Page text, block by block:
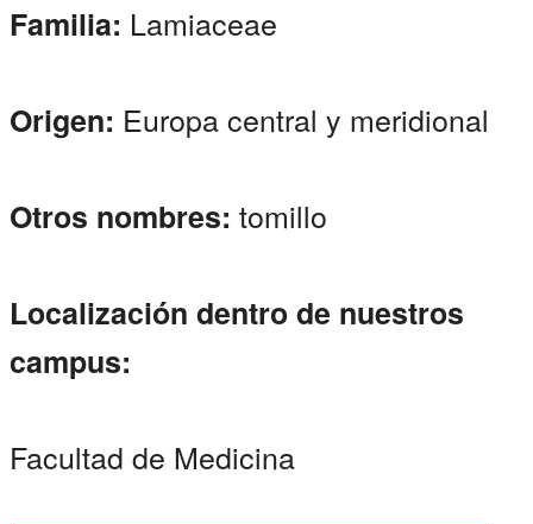
Familia: Lamiaceae
Origen: Europa central y meridional
Otros nombres: tomillo
Localización dentro de nuestros
campus:
Facultad de Medicina